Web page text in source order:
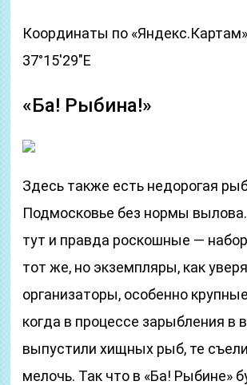
Координаты по «Яндекс.Картам»:
37°15′29″E
«Ба! Рыбина!»
Здесь также есть недорогая
Подмосковье без нормы
тут и правда роскошные —
тот же, но экземпляры, как
организаторы, особенно
когда в процессе зарыбления в
выпустили хищных рыб, те
мелочь. Так что в «Ба! Рыбине»